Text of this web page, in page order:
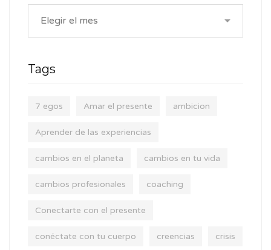
Tags
7 egos Amar el presente ambicion
Aprender de las experiencias
cambios en el planeta cambios en tu vida
cambios profesionales coaching
Conectarte con el presente
conéctate con tu cuerpo creencias crisis